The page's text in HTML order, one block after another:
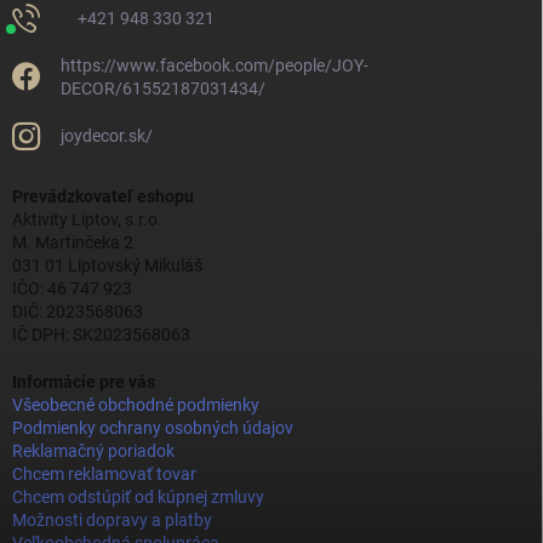
+421 948 330 321
https://www.facebook.com/people/JOY-
DECOR/61552187031434/
joydecor.sk/
Prevádzkovateľ eshopu
Aktivity Liptov, s.r.o.
M. Martinčeka 2
031 01 Liptovský Mikuláš
IČO: 46 747 923
DIČ: 2023568063
IČ DPH: SK2023568063
Informácie pre vás
Všeobecné obchodné podmienky
Podmienky ochrany osobných údajov
Reklamačný poriadok
Chcem reklamovať tovar
Chcem odstúpiť od kúpnej zmluvy
Možnosti dopravy a platby